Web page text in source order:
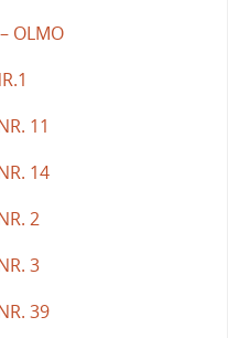
OLMO
11
14
2
3
39